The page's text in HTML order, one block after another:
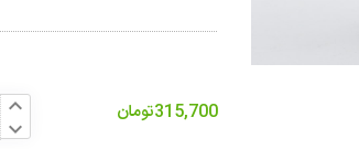
315,700تومان